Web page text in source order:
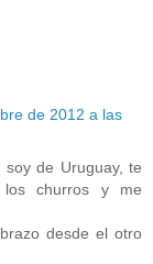
de 2012 a las
de Uruguay, te
churros y me
desde el otro